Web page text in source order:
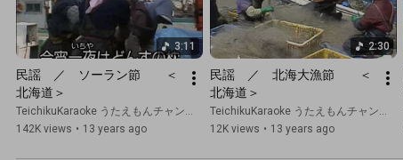
3:11
民謡　／　ソーラン節　　＜
北海道＞
TeichikuKaraoke うたえもんチャンネル
142K views • 13 years ago
2:30
民謡　／　北海大漁節　　＜
北海道＞
TeichikuKaraoke うたえもんチャンネル
12K views • 13 years ago